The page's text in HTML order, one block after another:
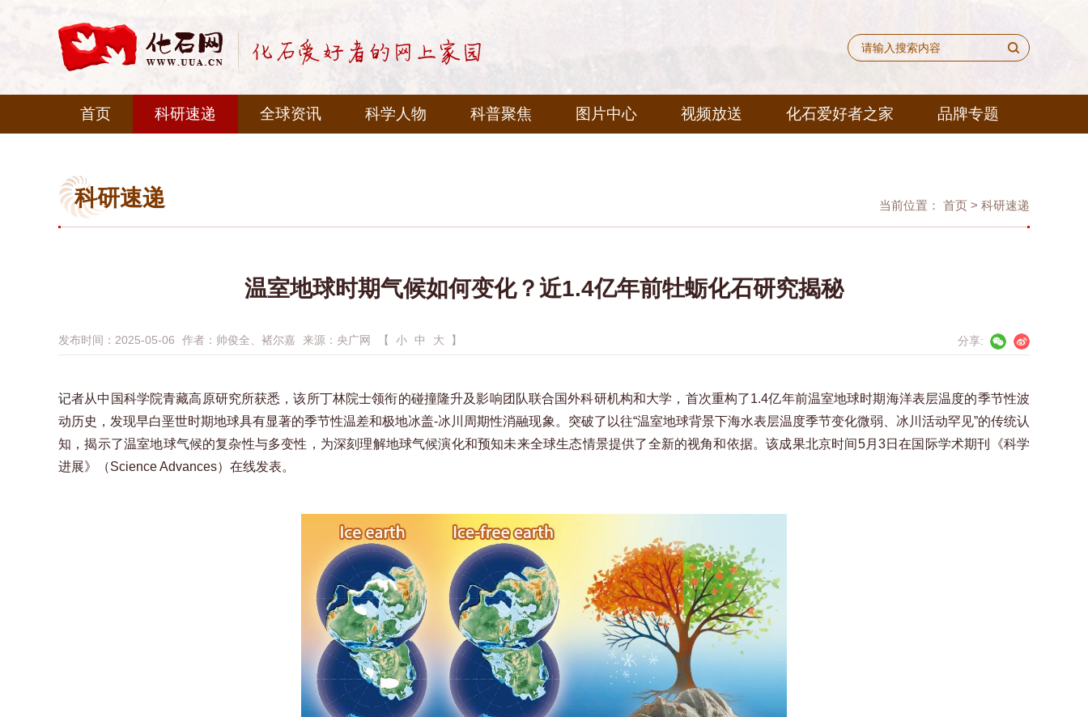
首页 科研速递 全球资讯 科学人物 科普聚焦 图片中心 视频放送 化石爱好者之家 品牌专题
科研速递 当前位置： 首页 > 科研速递
温室地球时期气候如何变化？近1.4亿年前牡蛎化石研究揭秘
发布时间：2025-05-06 作者： 帅俊全、褚尔嘉 来源： 央广网 【 小 中 大 】 分享:
记者从中国科学院青藏高原研究所获悉，该所丁林院士领衔的碰撞隆升及影响团队联合国外科研机构和大学，首次重构了1.4亿年前温室地球时期海洋表层温度的季节性波
动历史，发现早白垩世时期地球具有显著的季节性温差和极地冰盖-冰川周期性消融现象。突破了以往“温室地球背景下海水表层温度季节变化微弱、冰川活动罕见”的传统认
知，揭示了温室地球气候的复杂性与多变性，为深刻理解地球气候演化和预知未来全球生态情景提供了全新的视角和依据。该成果北京时间5月3日在国际学术期刊《科学
进展》（Science Advances）在线发表。